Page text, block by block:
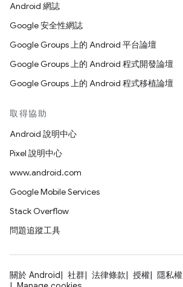
Android 網誌
Google 安全性網誌
Google Groups 上的 Android 平台論壇
Google Groups 上的 Android 程式開發論壇
Google Groups 上的 Android 程式移植論壇
取得協助
Android 說明中心
Pixel 說明中心
www.android.com
Google Mobile Services
Stack Overflow
問題追蹤工具
關於 Android 社群 法律條款 授權 隱私權